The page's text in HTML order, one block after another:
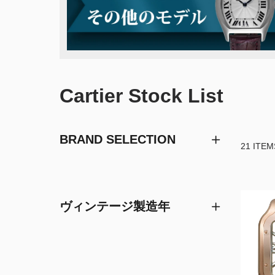
Cartier Stock List
BRAND SELECTION
ヴィンテージ製造年
21